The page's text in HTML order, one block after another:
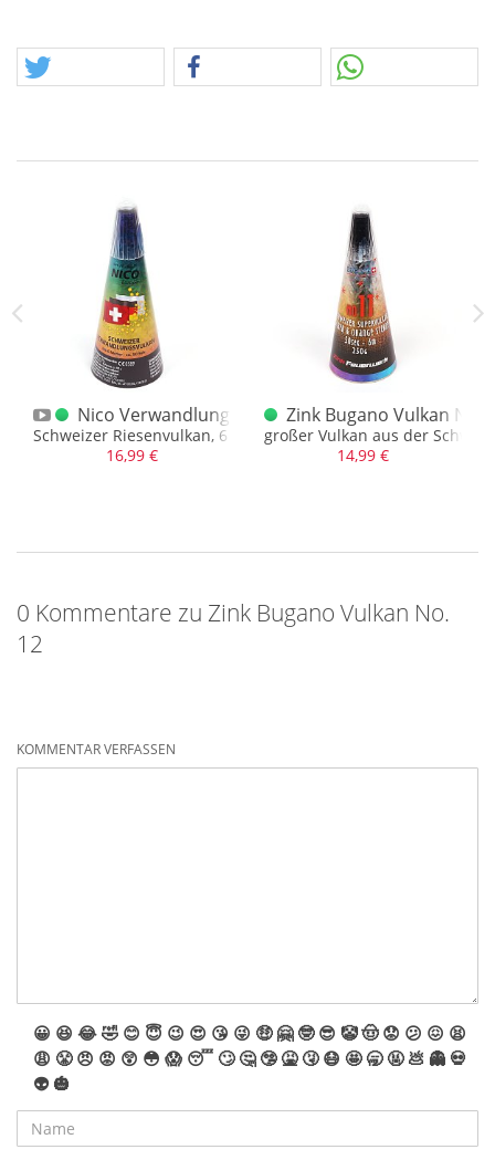
10
NEM, Silber/Blau
Nico Verwandlungsvulkan Bugano Schweiz
Schweizer Riesenvulkan, 6 Meter hoch und ca. 50 Sek.
16,99 €
Zink Bugano Vulkan No.
großer Vulkan aus der Schweiz
14,99 €
0 Kommentare zu Zink Bugano Vulkan No.
12
KOMMENTAR VERFASSEN
😀 😆 😂🤣 😊 😇 😉 😍 😘 😜 🤑 🤗 🤓 😎 🤡🤠 😟 😕 😖 😫
😩 😤 😠 😡 😲 😳 😱 😴 🙄 🤔 🤥 🤮 🤧 😷 🤩 🥱 🤬 💩 👻 💀
👽 🎃